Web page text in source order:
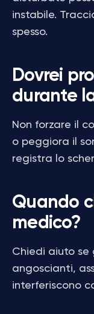
instabile.
spesso.
Dovrei
durante
Non forzare il
o peggiora il
registra lo
Quando
medico?
Chiedi aiuto se
angoscianti,
interferiscono